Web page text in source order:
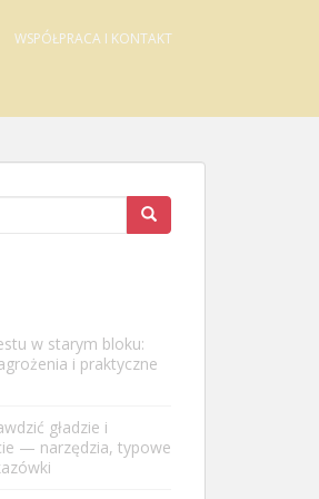
WSPÓŁPRACA I KONTAKT
w starym bloku:
i praktyczne
gładzie i
— narzędzia, typowe